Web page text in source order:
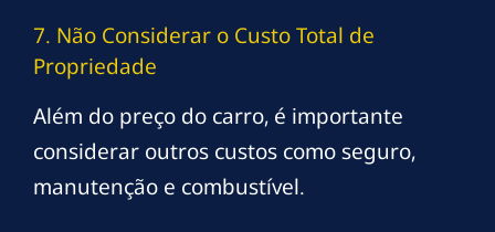
7. Não Considerar o Custo Total de
Propriedade
Além do preço do carro, é importante
considerar outros custos como seguro,
manutenção e combustível.